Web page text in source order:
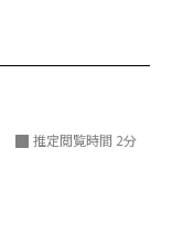
推定閲覧時間 2分